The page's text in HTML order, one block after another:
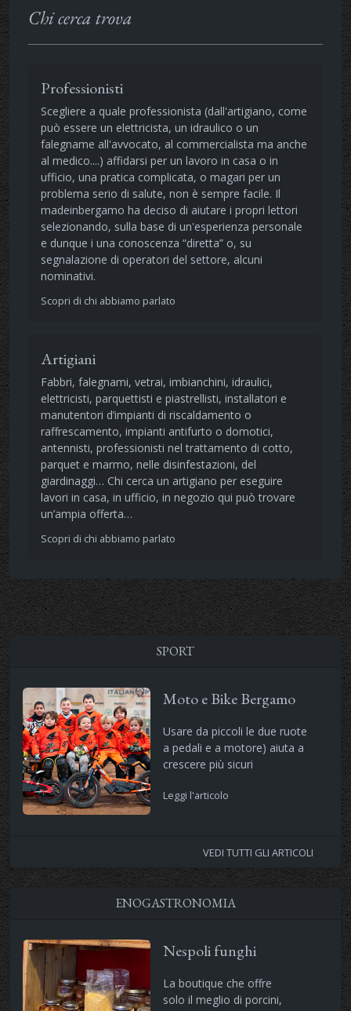
Chi cerca trova
Professionisti
Scegliere a quale professionista (dall'artigiano, come
può essere un elettricista, un idraulico o un
falegname all'avvocato, al commercialista ma anche
al medico....) affidarsi per un lavoro in casa o in
ufficio, una pratica complicata, o magari per un
problema serio di salute, non è sempre facile. Il
madeinbergamo ha deciso di aiutare i propri lettori
selezionando, sulla base di un'esperienza personale
e dunque i una conoscenza “diretta” o, su
segnalazione di operatori del settore, alcuni
nominativi.
Scopri di chi abbiamo parlato
Artigiani
Fabbri, falegnami, vetrai, imbianchini, idraulici,
elettricisti, parquettisti e piastrellisti, installatori e
manutentori d’impianti di riscaldamento o
raffrescamento, impianti antifurto o domotici,
antennisti, professionisti nel trattamento di cotto,
parquet e marmo, nelle disinfestazioni, del
giardinaggi… Chi cerca un artigiano per eseguire
lavori in casa, in ufficio, in negozio qui può trovare
un’ampia offerta…
Scopri di chi abbiamo parlato
SPORT
Moto e Bike Bergamo
Usare da piccoli le due ruote
a pedali e a motore) aiuta a
crescere più sicuri
Leggi l'articolo
VEDI TUTTI GLI ARTICOLI
ENOGASTRONOMIA
Nespoli funghi
La boutique che offre
solo il meglio di porcini,